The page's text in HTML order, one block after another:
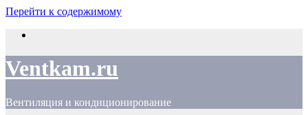
Перейти к содержимому
Ventkam.ru
Вентиляция и кондиционирование